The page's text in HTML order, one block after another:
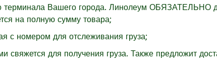
терминала Вашего города. Линолеум ОБЯЗАТЕЛЬНО
на полную сумму товара;
с номером для отслеживания груза;
для получения груза. Также предложит